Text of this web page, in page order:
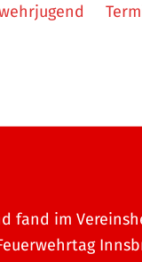
fand im